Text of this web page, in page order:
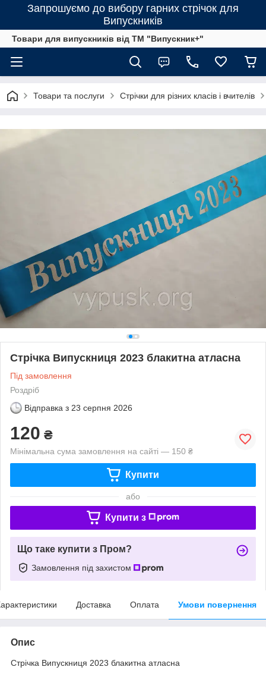
Запрошуємо до вибору гарних стрічок для
Випускників
Товари для випускників від ТМ "Випускник+"
Товари та послуги Стрічки для різних класів і вчителів
Стрічка Випускниця 2023 блакитна атласна
Під замовлення
Роздріб
Відправка з 23 серпня 2026
120 ₴
Мінімальна сума замовлення на сайті — 150 ₴
Купити
або
Купити з
Що таке купити з Пром?
Замовлення під захистом
Доставка Оплата Умови повернення
Опис
Стрічка Випускниця 2023 блакитна атласна